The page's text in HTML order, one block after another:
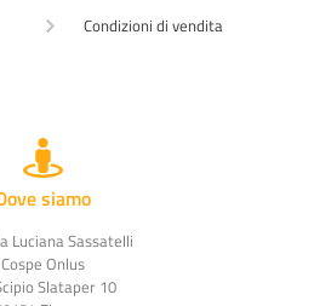
Condizioni di vendita
siamo
Luciana Sassatelli
Cospe Onlus
Slataper 10